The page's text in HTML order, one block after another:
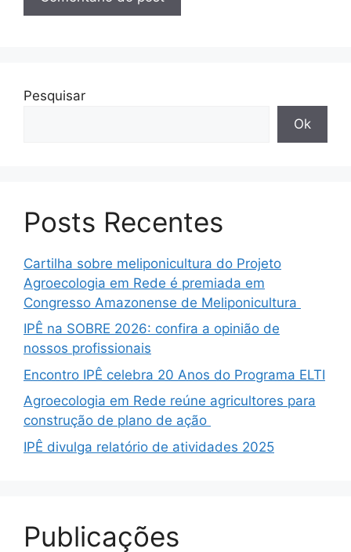
Pesquisar
Ok
Posts Recentes
Cartilha sobre meliponicultura do Projeto
Agroecologia em Rede é premiada em
Congresso Amazonense de Meliponicultura
IPÊ na SOBRE 2026: confira a opinião de
nossos profissionais
Encontro IPÊ celebra 20 Anos do Programa ELTI
Agroecologia em Rede reúne agricultores para
construção de plano de ação
IPÊ divulga relatório de atividades 2025
Publicações